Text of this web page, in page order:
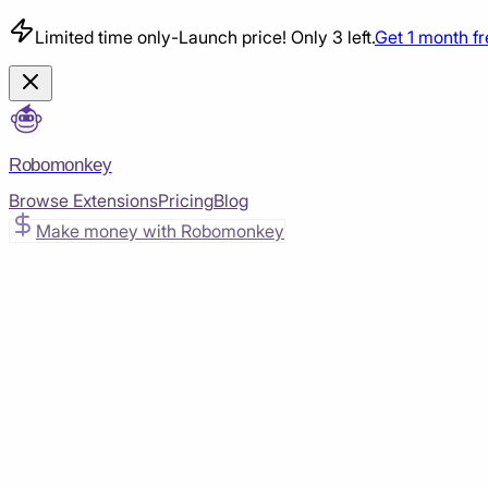
Limited time only-Launch price! Only 3 left.Get 1 month
Robomonkey
Browse ExtensionsPricingBlog
Make money with Robomonkey